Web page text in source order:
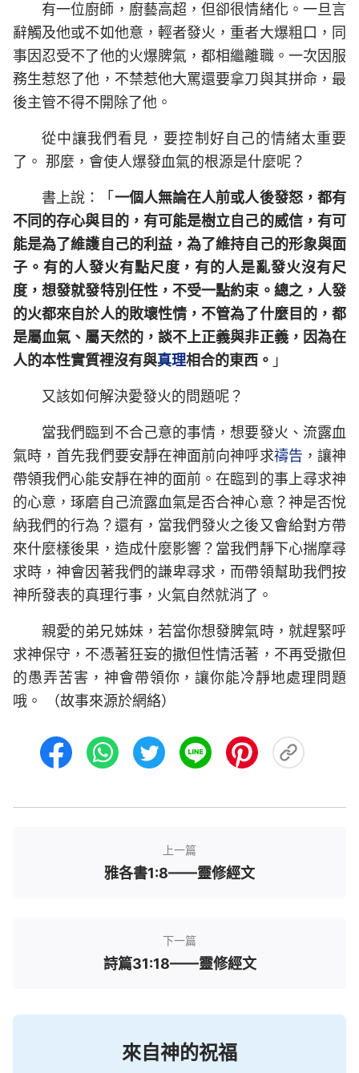
有一位廚師，廚藝高超，但卻很情緒化。一旦言
辭觸及他或不如他意，輕者發火，重者大爆粗口，同
事因忍受不了他的火爆脾氣，都相繼離職。一次因服
務生惹怒了他，不禁惹他大罵還要拿刀與其拼命，最
後主管不得不開除了他。
從中讓我們看見，要控制好自己的情緒太重要
了。 那麼，會使人爆發血氣的根源是什麼呢？
書上說：「 一個人無論在人前或人後發怒，都有
不同的存心與目的，有可能是樹立自己的威信，有可
能是為了維護自己的利益，為了維持自己的形象與面
子。有的人發火有點尺度，有的人是亂發火沒有尺
度，想發就發特別任性，不受一點約束。總之，人發
的火都來自於人的敗壞性情，不管為了什麼目的，都
是屬血氣、屬天然的，談不上正義與非正義，因為在
人的本性實質裡沒有與真理相合的東西。 」
又該如何解決愛發火的問題呢？
當我們臨到不合己意的事情，想要發火、流露血
氣時，首先我們要安靜在神面前向神呼求禱告 ，讓神
帶領我們心能安靜在神的面前。在臨到的事上尋求神
的心意，琢磨自己流露血氣是否合神心意？神是否悅
納我們的行為？還有，當我們發火之後又會給對方帶
來什麼樣後果，造成什麼影響？當我們靜下心揣摩尋
求時，神會因著我們的謙卑尋求，而帶領幫助我們按
神所發表的真理行事，火氣自然就消了。
親愛的弟兄姊妹，若當你想發脾氣時，就趕緊呼
求神保守，不憑著狂妄的撒但性情活著，不再受撒但
的愚弄苦害，神會帶領你，讓你能冷靜地處理問題
哦。 （故事來源於網絡）
上一篇
雅各書1:8——靈修經文
下一篇
詩篇31:18——靈修經文
來自神的祝福